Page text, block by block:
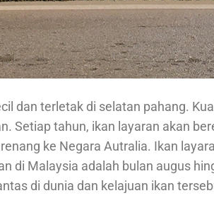
dan terletak di selatan pahang.
Setiap tahun, ikan layaran akan
ke Negara Autralia. Ikan
di Malaysia adalah bulan augus
di dunia dan kelajuan ikan